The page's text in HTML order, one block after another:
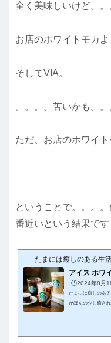
全く美味しいけど。。
お店のホワイトモカよ
そしてVIA。
。。。。苦いかも。
ただ、お店のホワイ
ということで。。。
番近いという結果です
たまには癒しのある生
アイス ホワ
🕒️2024年8月
たまには癒しのあ
がほんの少し癒さ